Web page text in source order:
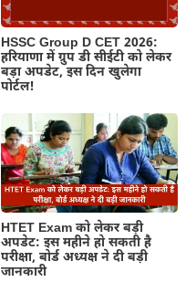
HSSC Group D CET 2026:
हरियाणा में ग्रुप डी सीईटी को लेकर
बड़ा अपडेट, इस दिन खुलेगा
पोर्टल!
HTET Exam को लेकर बड़ी
अपडेट: इस महीने हो सकती है
परीक्षा, बोर्ड अध्यक्ष ने दी बड़ी
जानकारी